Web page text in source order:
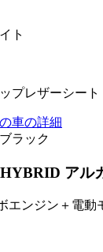
ト
プレザーシート
車の詳細
アル
エンジン＋電動